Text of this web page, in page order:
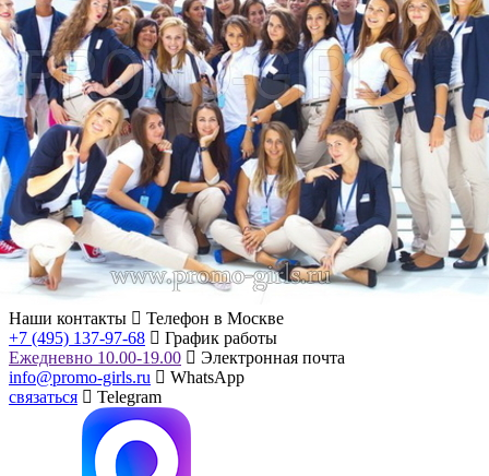
Наши контакты
Телефон в Москве
+7 (495) 137-97-68
График работы
Ежедневно 10.00-19.00
Электронная почта
info@promo-girls.ru
WhatsApp
связаться
Telegram